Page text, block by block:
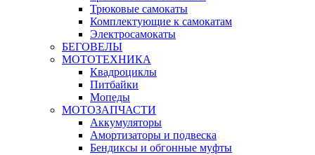
Трюковые самокаты
Комплектующие к самокатам
Электросамокаты
БЕГОВЕЛЫ
МОТОТЕХНИКА
Квадроциклы
Питбайки
Мопеды
МОТОЗАПЧАСТИ
Аккумуляторы
Амортизаторы и подвеска
Бендиксы и обгонные муфты